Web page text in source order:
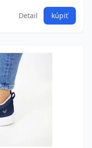
Detail kúpiť